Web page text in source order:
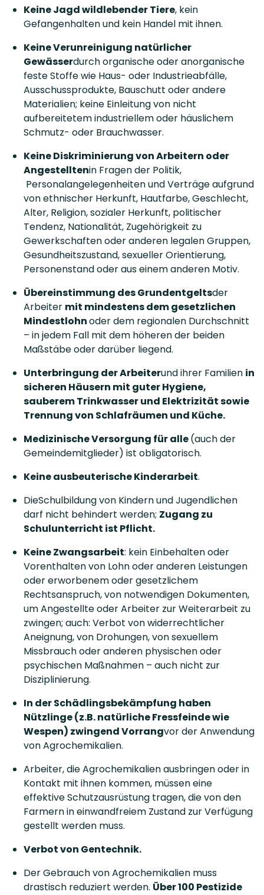
Keine Jagd wildlebender Tiere, kein
Gefangenhalten und kein Handel mit ihnen.
Keine Verunreinigung natürlicher
Gewässerdurch organische oder anorganische
feste Stoffe wie Haus- oder Industrieabfälle,
Ausschussprodukte, Bauschutt oder andere
Materialien; keine Einleitung von nicht
aufbereitetem industriellem oder häuslichem
Schmutz- oder Brauchwasser.
Keine Diskriminierung von Arbeitern oder
Angestelltenin Fragen der Politik,
Personalangelegenheiten und Verträge aufgrund
von ethnischer Herkunft, Hautfarbe, Geschlecht,
Alter, Religion, sozialer Herkunft, politischer
Tendenz, Nationalität, Zugehörigkeit zu
Gewerkschaften oder anderen legalen Gruppen,
Gesundheitszustand, sexueller Orientierung,
Personenstand oder aus einem anderen Motiv.
Übereinstimmung des Grundentgeltsder
Arbeiter mit mindestens dem gesetzlichen
Mindestlohnoder dem regionalen Durchschnitt
– in jedem Fall mit dem höheren der beiden
Maßstäbe oder darüber liegend.
Unterbringung der Arbeiterund ihrer Familien in
sicheren Häusern mit guter Hygiene,
sauberem Trinkwasser und Elektrizität sowie
Trennung von Schlafräumen und Küche.
Medizinische Versorgung für alle(auch der
Gemeindemitglieder) ist obligatorisch.
Keine ausbeuterische Kinderarbeit.
DieSchulbildung von Kindern und Jugendlichen
darf nicht behindert werden; Zugang zu
Schulunterricht ist Pflicht.
Keine Zwangsarbeit: kein Einbehalten oder
Vorenthalten von Lohn oder anderen Leistungen
oder erworbenem oder gesetzlichem
Rechtsanspruch, von notwendigen Dokumenten,
um Angestellte oder Arbeiter zur Weiterarbeit zu
zwingen; auch: Verbot von widerrechtlicher
Aneignung, von Drohungen, von sexuellem
Missbrauch oder anderen physischen oder
psychischen Maßnahmen – auch nicht zur
Disziplinierung.
In der Schädlingsbekämpfung haben
Nützlinge (z.B. natürliche Fressfeinde wie
Wespen) zwingend Vorrangvor der Anwendung
von Agrochemikalien.
Arbeiter, die Agrochemikalien ausbringen oder in
Kontakt mit ihnen kommen, müssen eine
effektive Schutzausrüstung tragen, die von den
Farmern in einwandfreiem Zustand zur Verfügung
gestellt werden muss.
Verbot von Gentechnik.
Der Gebrauch von Agrochemikalien muss
drastisch reduziert werden. Über 100 Pestizide